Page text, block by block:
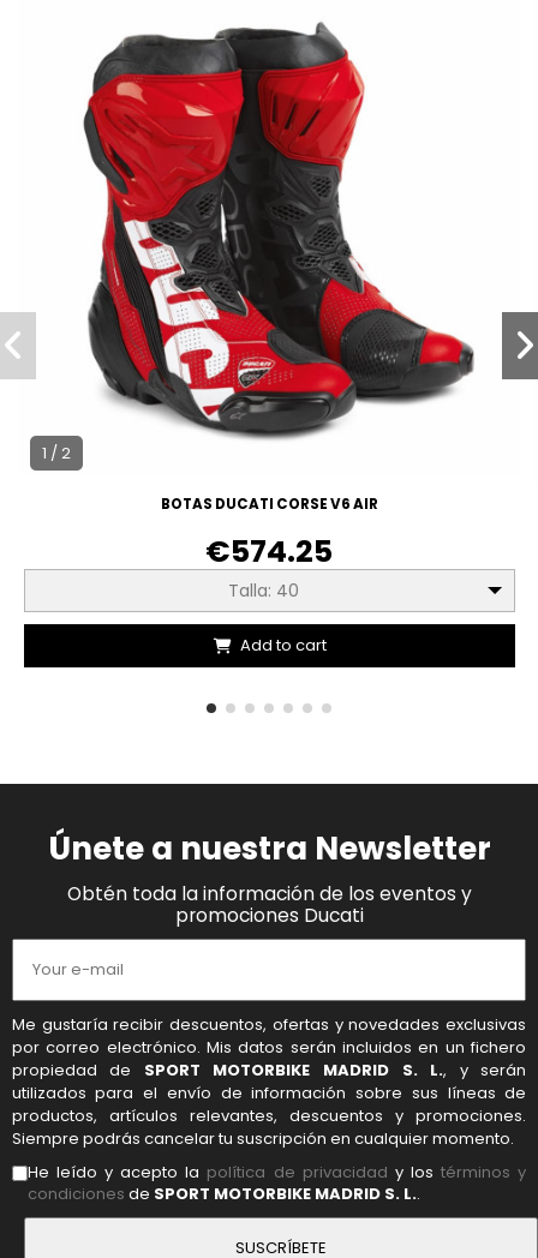
1 / 2
BOTAS DUCATI CORSE V6 AIR
€574.25
Talla: 40
Add to cart
Únete a nuestra Newsletter
Obtén toda la información de los eventos y
promociones Ducati
Me gustaría recibir descuentos, ofertas y novedades exclusivas
por correo electrónico. Mis datos serán incluidos en un fichero
propiedad de SPORT MOTORBIKE MADRID S. L., y serán
utilizados para el envío de información sobre sus líneas de
productos, artículos relevantes, descuentos y promociones.
Siempre podrás cancelar tu suscripción en cualquier momento.
He leído y acepto la política de privacidad y lostérminos y
condiciones de SPORT MOTORBIKE MADRID S. L..